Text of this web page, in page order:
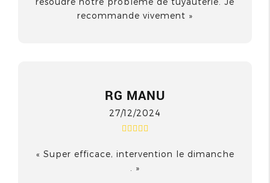
recommande vivement
RG MANU
27/12/2024
Super efficace, intervention le dimanche